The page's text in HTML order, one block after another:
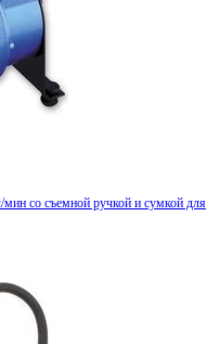
со съемной ручкой и сумкой для